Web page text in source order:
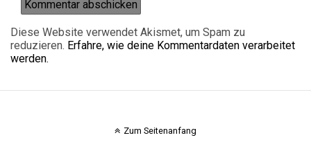
Diese Website verwendet Akismet, um Spam zu
reduzieren. Erfahre, wie deine Kommentardaten verarbeitet
werden.
Zum Seitenanfang